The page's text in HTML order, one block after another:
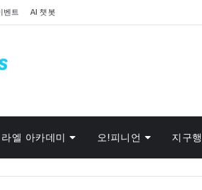
벤트 AI 챗봇
라엘 아카데미 오!피니언 지구